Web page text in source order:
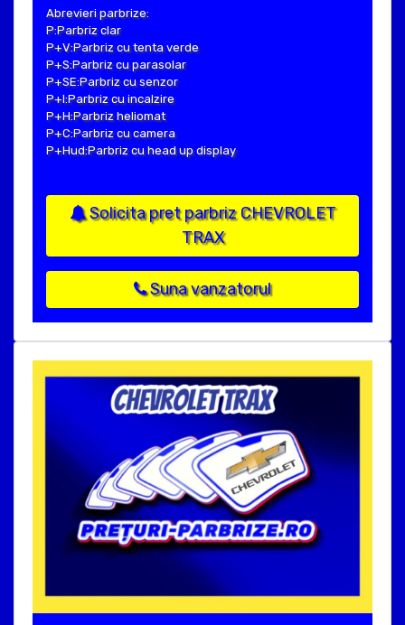
Abrevieri parbrize:
P:Parbriz clar
P+V:Parbriz cu tenta verde
P+S:Parbriz cu parasolar
P+SE:Parbriz cu senzor
P+I:Parbriz cu incalzire
P+H:Parbriz heliomat
P+C:Parbriz cu camera
P+Hud:Parbriz cu head up display
Solicita pret parbriz CHEVROLET
TRAX
Suna vanzatorul